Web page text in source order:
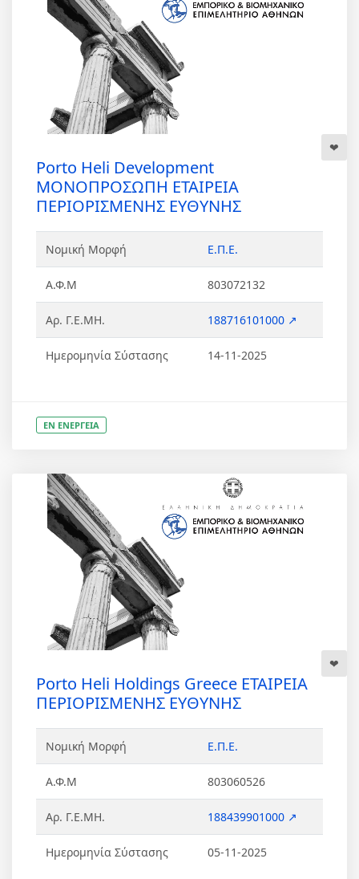
Porto Heli Development
ΜΟΝΟΠΡΟΣΩΠΗ ΕΤΑΙΡΕΙΑ
ΠΕΡΙΟΡΙΣΜΕΝΗΣ ΕΥΘΥΝΗΣ
Νομική Μορφή Ε.Π.Ε.
Α.Φ.Μ 803072132
Αρ. Γ.Ε.ΜΗ. 188716101000 ↗
Ημερομηνία Σύστασης 14-11-2025
ΕΝ ΕΝΕΡΓΕΙΑ
Porto Heli Holdings Greece ΕΤΑΙΡΕΙΑ
ΠΕΡΙΟΡΙΣΜΕΝΗΣ ΕΥΘΥΝΗΣ
Νομική Μορφή Ε.Π.Ε.
Α.Φ.Μ 803060526
Αρ. Γ.Ε.ΜΗ. 188439901000 ↗
Ημερομηνία Σύστασης 05-11-2025